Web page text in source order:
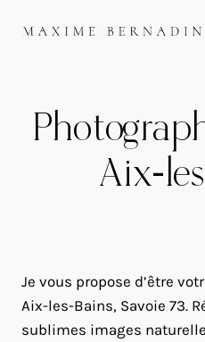
Aix-
Je vous propose d’être
Aix-les-Bains, Savoie 73.
sublimes images